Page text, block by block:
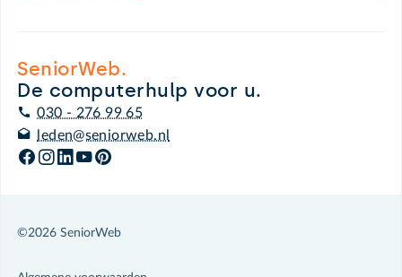
SeniorWeb.
De computerhulp voor u.
030 - 276 99 65
leden@seniorweb.nl
©2026 SeniorWeb